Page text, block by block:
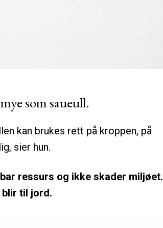
som saueull.
kan brukes rett på kroppen, på
sier hun.
ressurs og ikke skader miljøet.
blir til jord.